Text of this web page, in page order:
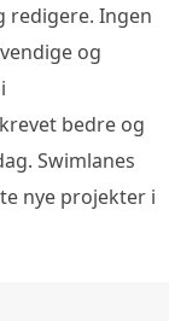
redigere. Ingen
og
bedre og
Swimlanes
nye projekter i